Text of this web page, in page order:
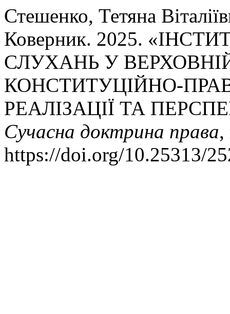
Стешенко, Тетяна
Коверник. 2025.
СЛУХАНЬ У
КОНСТИТУЦІЙНО-
РЕАЛІЗАЦІЇ ТА
Сучасна доктрина права,
https://doi.org/10.25313/